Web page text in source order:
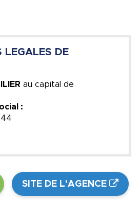
LEGALES DE
au capital de
:
SITE DE L'AGENCE